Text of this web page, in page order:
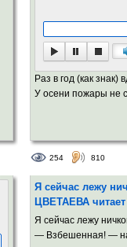
Раз в год (как знак)
У осени пожары не
254 810
Я сейчас лежу
ЦВЕТАЕВА
Я сейчас лежу
— Взбешенная! —